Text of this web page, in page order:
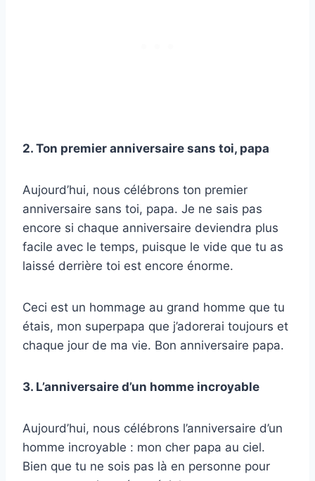
2. Ton premier anniversaire sans toi, papa
Aujourd’hui, nous célébrons ton premier
anniversaire sans toi, papa. Je ne sais pas
encore si chaque anniversaire deviendra plus
facile avec le temps, puisque le vide que tu as
laissé derrière toi est encore énorme.
Ceci est un hommage au grand homme que tu
étais, mon superpapa que j’adorerai toujours et
chaque jour de ma vie. Bon anniversaire papa.
3. L’anniversaire d’un homme incroyable
Aujourd’hui, nous célébrons l’anniversaire d’un
homme incroyable : mon cher papa au ciel.
Bien que tu ne sois pas là en personne pour